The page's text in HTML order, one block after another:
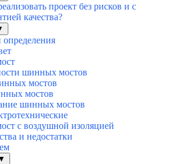
проект без рисков и с
качества?
шинных мостов
мостов
мостов
шинных мостов
с воздушной изоляцией
и недостатки